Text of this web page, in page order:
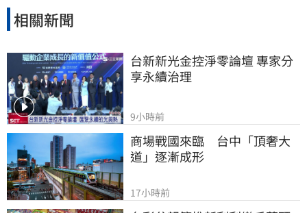
相關新聞
台新新光金控淨零論壇 專家分
享永續治理
9小時前
商場戰國來臨　台中「頂奢大
道」逐漸成形
17小時前